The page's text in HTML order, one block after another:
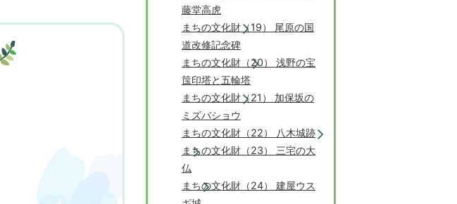
藤堂高虎
まちの文化財（19） 尾原の国
道改修記念碑
まちの文化財（20） 浅野の宝
筺印塔と五輪塔
まちの文化財（21） 加保坂の
ミズバショウ
まちの文化財（22） 八木城跡
まちの文化財（23） 三宅の大
仏
まちの文化財（24） 建屋ウス